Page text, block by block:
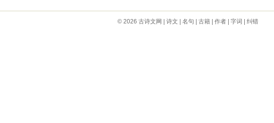
© 2026 古诗文网 诗文 名句 古籍| 作者| 字词 纠错